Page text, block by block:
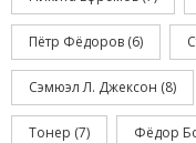
Пётр Фёдоров (6)
Сэмюэл Л. Джексон (8)
Тонер (7) Фёдор